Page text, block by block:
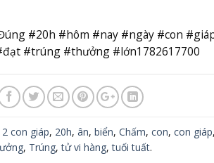
#20h #hôm #nay #ngày #con
#trúng #thưởng #lớn1782617700
con giáp, 20h, ân, biển, Chấm, con, con giáp,
, Trúng,tử vi hàng,tuối tuất.